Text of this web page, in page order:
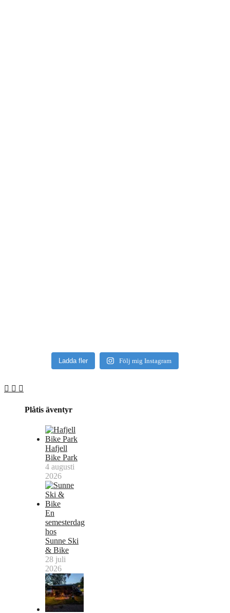
Ladda fler Följ mig Instagram
Plåtis äventyr
Hafjell
Bike Park
4 augusti
2026
En
semesterdag
hos
Sunne Ski
& Bike
28 juli
2026